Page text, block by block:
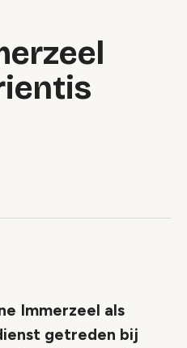
Immerzeel als
getreden bij